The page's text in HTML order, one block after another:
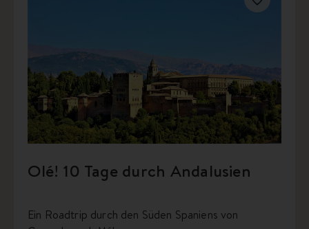
Olé! 10 Tage durch Andalusien
Ein Roadtrip durch den Süden Spaniens von